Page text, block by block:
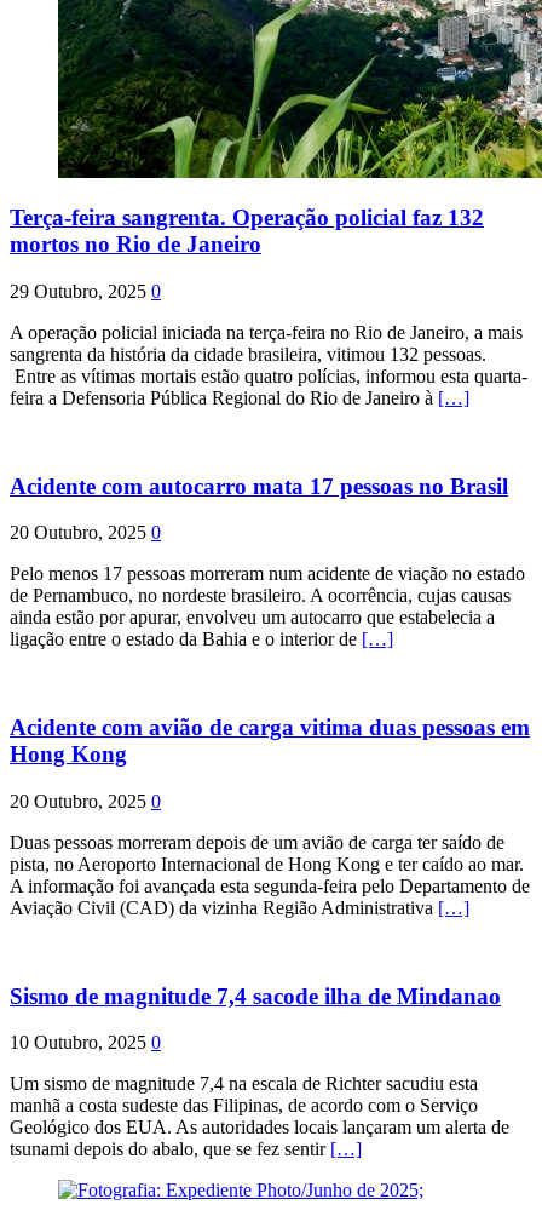
Terça-feira sangrenta. Operação policial faz 132
mortos no Rio de Janeiro
29 Outubro, 2025 0
A operação policial iniciada na terça-feira no Rio de Janeiro, a mais
sangrenta da história da cidade brasileira, vitimou 132 pessoas.
Entre as vítimas mortais estão quatro polícias, informou esta quarta-
feira a Defensoria Pública Regional do Rio de Janeiro à […]
Acidente com autocarro mata 17 pessoas no Brasil
20 Outubro, 2025 0
Pelo menos 17 pessoas morreram num acidente de viação no estado
de Pernambuco, no nordeste brasileiro. A ocorrência, cujas causas
ainda estão por apurar, envolveu um autocarro que estabelecia a
ligação entre o estado da Bahia e o interior de […]
Acidente com avião de carga vitima duas pessoas em
Hong Kong
20 Outubro, 2025 0
Duas pessoas morreram depois de um avião de carga ter saído de
pista, no Aeroporto Internacional de Hong Kong e ter caído ao mar.
A informação foi avançada esta segunda-feira pelo Departamento de
Aviação Civil (CAD) da vizinha Região Administrativa […]
Sismo de magnitude 7,4 sacode ilha de Mindanao
10 Outubro, 2025 0
Um sismo de magnitude 7,4 na escala de Richter sacudiu esta
manhã a costa sudeste das Filipinas, de acordo com o Serviço
Geológico dos EUA. As autoridades locais lançaram um alerta de
tsunami depois do abalo, que se fez sentir […]